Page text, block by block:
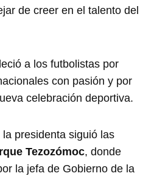
de creer en el talento del
a los futbolistas por
con pasión y por
celebración deportiva.
presidenta siguió las
Tezozómoc, donde
la jefa de Gobierno de la